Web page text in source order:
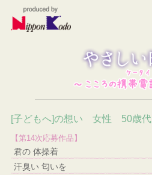
[子どもへ]の想い 女性 50歳代
【第14次応募作品】
君の 体操着
汗臭い 匂いを